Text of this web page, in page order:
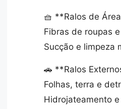
🧺 **Ralos de
Fibras de roupas
Sucção e limpeza
🚗 **Ralos
Folhas, terra e
Hidrojateamento